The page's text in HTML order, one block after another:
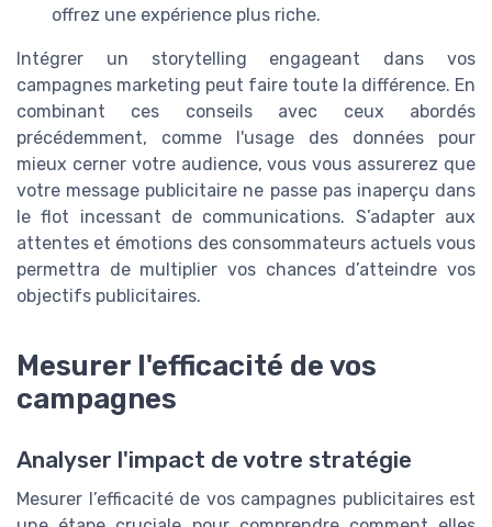
offrez une expérience plus riche.
Intégrer un storytelling engageant dans vos
campagnes marketing peut faire toute la différence. En
combinant ces conseils avec ceux abordés
précédemment, comme l'usage des données pour
mieux cerner votre audience, vous vous assurerez que
votre message publicitaire ne passe pas inaperçu dans
le flot incessant de communications. S’adapter aux
attentes et émotions des consommateurs actuels vous
permettra de multiplier vos chances d’atteindre vos
objectifs publicitaires.
Mesurer l'efficacité de vos
campagnes
Analyser l'impact de votre stratégie
Mesurer l’efficacité de vos campagnes publicitaires est